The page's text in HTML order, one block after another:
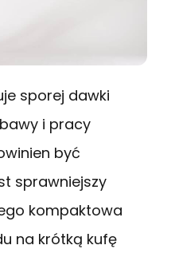
sporej dawki
i pracy
być
sprawniejszy
kompaktowa
na krótką kufę